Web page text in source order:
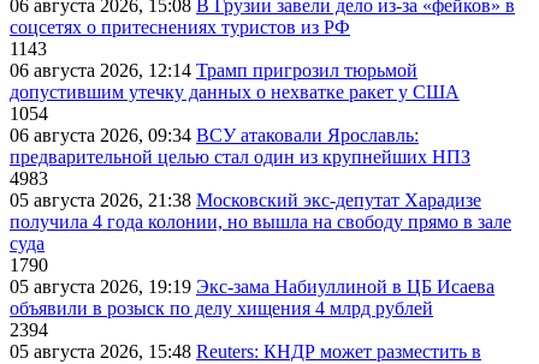
06 августа 2026, 15:08 В Грузии завели дело из-за «фейков» в
соцсетях о притеснениях туристов из РФ
1143
06 августа 2026, 12:14 Трамп пригрозил тюрьмой
допустившим утечку данных о нехватке ракет у США
1054
06 августа 2026, 09:34 ВСУ атаковали Ярославль:
предварительной целью стал один из крупнейших НПЗ
4983
05 августа 2026, 21:38 Московский экс-депутат Харадизе
получила 4 года колонии, но вышла на свободу прямо в зале
суда
1790
05 августа 2026, 19:19 Экс-зама Набиуллиной в ЦБ Исаева
объявили в розыск по делу хищения 4 млрд рублей
2394
05 августа 2026, 15:48 Reuters: КНДР может разместить в